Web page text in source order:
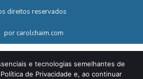
direitos reservados
por carolchaim.com
e tecnologias semelhantes de
de Privacidade e, ao continuar